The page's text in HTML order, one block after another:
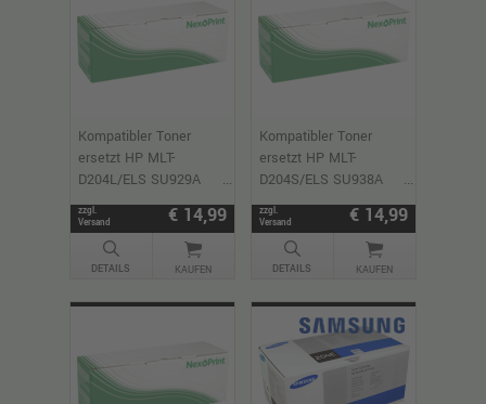
Kompatibler Toner
ersetzt HP MLT-
D204L/ELS SU929A
schwarz
zzgl.
Versand
€ 14,99
DETAILS KAUFEN
Kompatibler Toner
ersetzt HP MLT-
D204S/ELS SU938A
schwarz
zzgl.
Versand
€ 14,99
DETAILS KAUFEN